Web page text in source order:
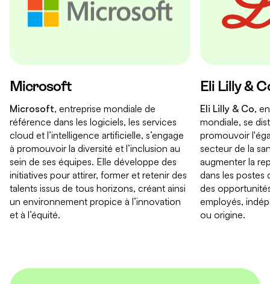
Microsoft
Microsoft, entreprise mondiale de
référence dans les logiciels, les services
cloud et l’intelligence artificielle, s’engage
à promouvoir la diversité et l’inclusion au
sein de ses équipes. Elle développe des
initiatives pour attirer, former et retenir des
talents issus de tous horizons, créant ainsi
un environnement propice à l’innovation
et à l’équité.
Eli Lilly &
Eli Lilly & Co,
mondiale, se
promouvoir
secteur de la
augmenter la
dans les postes
des
employés,
ou origine.